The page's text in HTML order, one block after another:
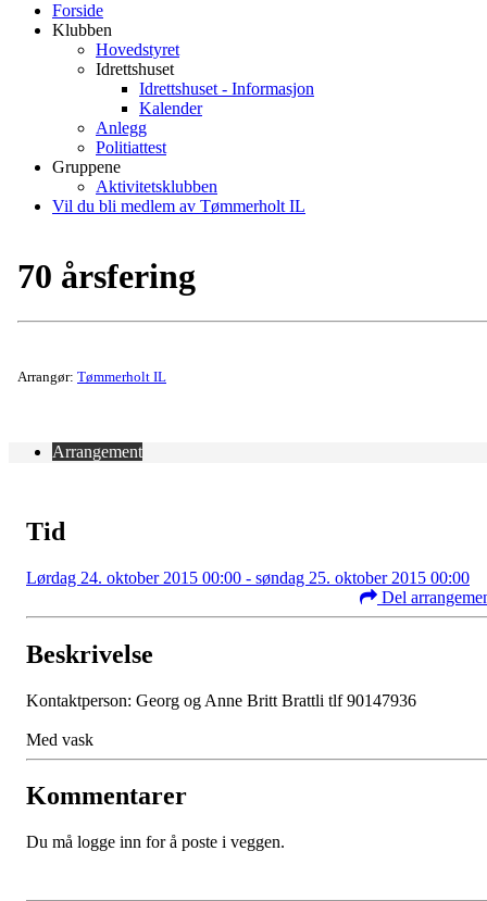
Forside
Klubben
Hovedstyret
Idrettshuset
Idrettshuset - Informasjon
Kalender
Anlegg
Politiattest
Gruppene
Aktivitetsklubben
Vil du bli medlem av Tømmerholt IL
70 årsfering
Arrangør: Tømmerholt IL
Arrangement
Tid
Lørdag 24. oktober 2015 00:00 - søndag 25. oktober 2015 00:00
Del
Beskrivelse
Kontaktperson: Georg og Anne Britt Brattli tlf 90147936
Med vask
Kommentarer
Du må logge inn for å poste i veggen.